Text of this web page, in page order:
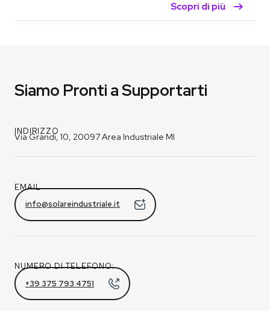
Scopri di più
Siamo Pronti a Supportarti
INDIRIZZO
Via Grandi, 10, 20097 Area Industriale MI
EMAIL
info@solareindustriale.it
NUMERO DI TELEFONO:
+39 375 793 4751